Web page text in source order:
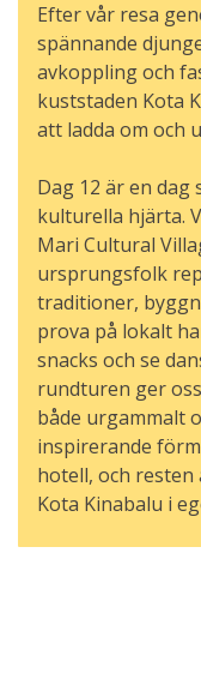
Efter vår resa
spännande
avkoppling och
kuststaden Kota
att ladda om och
Dag 12 är en dag
kulturella hjärta.
Mari Cultural
ursprungsfolk
traditioner,
prova på lokalt
snacks och se
rundturen ger
både urgammalt
inspirerande
hotell, och
Kota Kinabalu i